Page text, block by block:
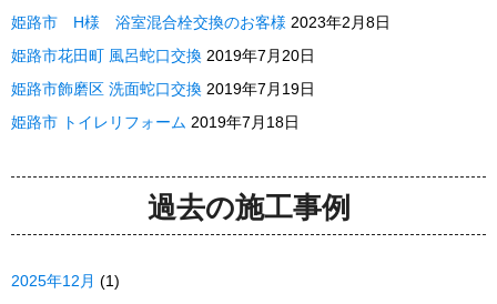
姫路市 H様 浴室混合栓交換のお客様 2023年2月8日
姫路市花田町 風呂蛇口交換 2019年7月20日
姫路市飾磨区 洗面蛇口交換 2019年7月19日
姫路市 トイレリフォーム 2019年7月18日
過去の施工事例
2025年12月 (1)